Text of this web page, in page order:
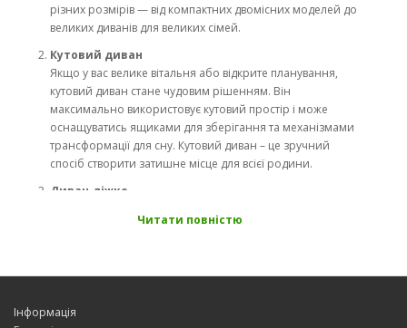
різних розмірів — від компактних двомісних моделей до
великих диванів для великих сімей.
Кутовий диван
Якщо у вас велике вітальня або відкрите планування,
кутовий диван стане чудовим рішенням. Він
максимально використовує кутовий простір і може
оснащуватись ящиками для зберігання та механізмами
трансформації для сну. Кутовий диван – це зручний
спосіб створити затишне місце для всієї родини.
Диван-ліжко
увагу на дивани-ліжка. Такі моделі легко
механізми трансформації - "єврокнижка", "дельфін",
зручним.
Читати повністю
Інформація